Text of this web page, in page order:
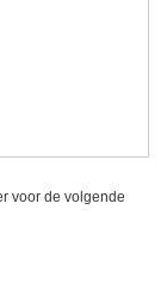
voor de volgende